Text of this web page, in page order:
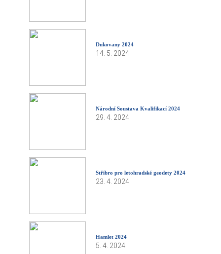
Dukovany 2024
14. 5. 2024
Národní Soustava Kvalifikací 2024
29. 4. 2024
Stříbro pro letohradské geodety 2024
23. 4. 2024
Hamlet 2024
5. 4. 2024